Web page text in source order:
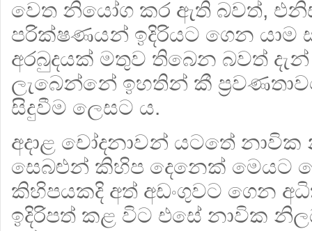
වෙත නියෝග කර ඇති බවත්,
පරික්ෂණයන් ඉදිරියට ගෙන යාම
අරබුදයක් මතුව තිබෙන බවත්
ලැබෙන්නේ ඉහතින් කී
සිදුවීම ලෙසට ය.
අදාළ චෝදනාවන් යටතේ
සෙබළුන් කිහිප දෙනෙක් මෙයට
කිහිපයකදි අත් අඩංගුවට ගෙන
ඉදිරිපත් කළ විට එසේ නාවික